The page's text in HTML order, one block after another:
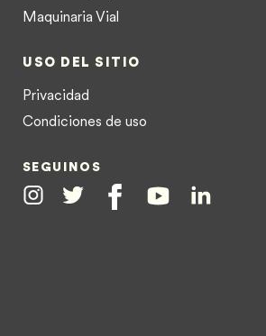
Maquinaria Vial
USO DEL SITIO
Privacidad
Condiciones de uso
SEGUINOS
InstagramTwitter FacebookYoutubeLinkedin